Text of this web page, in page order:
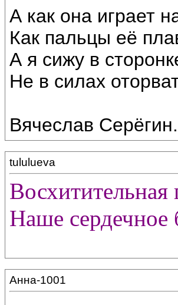
А как она играет
Как пальцы её
А я сижу в
Не в силах
Вячеслав Серёгин.
tululueva
Наше сердечное
Анна-1001